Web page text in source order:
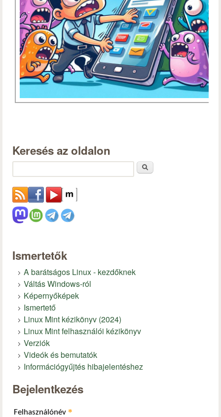
Keresés az oldalon
Ismertetők
A barátságos Linux - kezdőknek
Váltás Windows-ról
Képernyőképek
Ismertető
Linux Mint kézikönyv (2024)
Linux Mint felhasználói kézikönyv
Verziók
Videók és bemutatók
Információgyűjtés hibajelentéshez
Bejelentkezés
Felhasználónév *